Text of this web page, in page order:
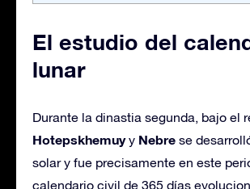
El estudio del
lunar
Durante la dinastia segunda, bajo el
Hotepskhemuyy Nebre se
solar y fue precisamente en este
calendario civil de 365 días